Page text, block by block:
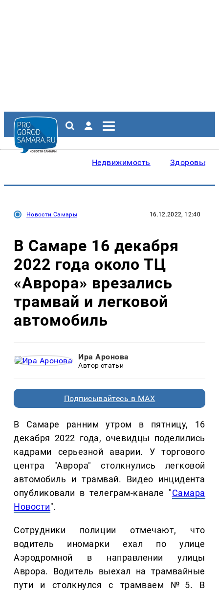
Недвижимость Здоровье
Новости Самары 16.12.2022, 12:40
В Самаре 16 декабря
2022 года около ТЦ
«Аврора» врезались
трамвай и легковой
автомобиль
Ира Аронова
Автор статьи
Подписывайтесь в MAX
В Самаре ранним утром в пятницу, 16
декабря 2022 года, очевидцы поделились
кадрами серьезной аварии. У торгового
центра "Аврора" столкнулись легковой
автомобиль и трамвай. Видео инцидента
опубликовали в телеграм-канале "Самара
Новости".
Сотрудники полиции отмечают, что
водитель иномарки ехал по улице
Аэродромной в направлении улицы
Аврора. Водитель выехал на трамвайные
пути и столкнулся с трамваем №5. В